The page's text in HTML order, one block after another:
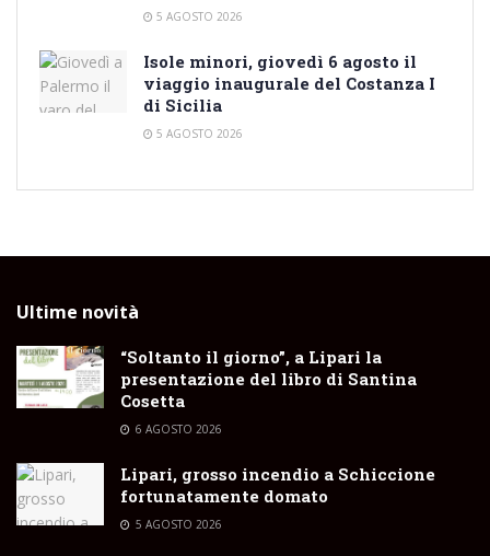
5 AGOSTO 2026
Isole minori, giovedì 6 agosto il
viaggio inaugurale del Costanza I
di Sicilia
5 AGOSTO 2026
Ultime novità
“Soltanto il giorno”, a Lipari la
presentazione del libro di Santina
Cosetta
6 AGOSTO 2026
Lipari, grosso incendio a Schiccione
fortunatamente domato
5 AGOSTO 2026